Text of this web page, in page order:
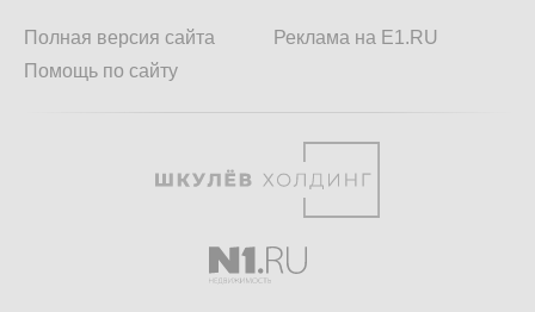
Полная версия сайта
Помощь по сайту
Реклама на E1.RU